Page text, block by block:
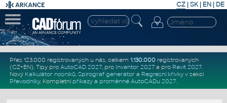
CZ | SK| EN | DE
Přes 123.000 registrovaných u nás, celkem 1.130.000registrovaných
(CZ+EN). Tipy pro AutoCAD 2027, pro Inventor 2027a pro Revit 2027.
Nový Kalkulátor nosníků, Spirograf generátor a Regresní křivkyv sekci
Převodníky. Kompletní příkazya proměnné AutoCADu 2027.